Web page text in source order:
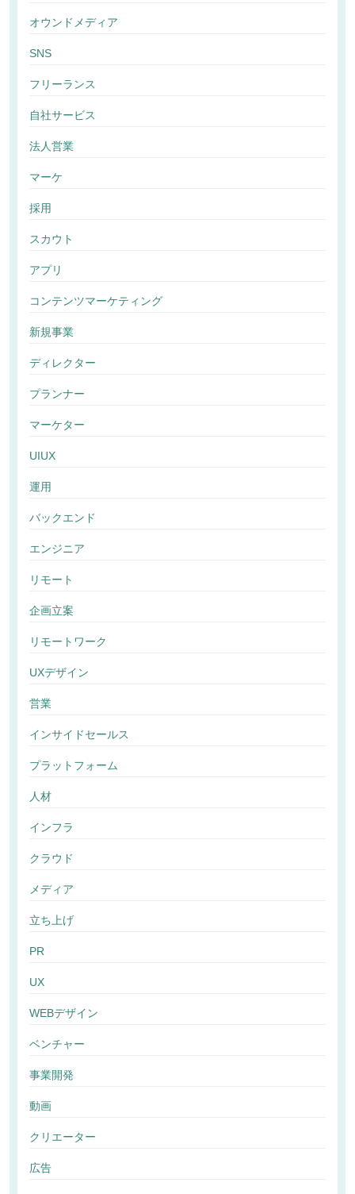
オウンドメディア
SNS
フリーランス
自社サービス
法人営業
マーケ
採用
スカウト
アプリ
コンテンツマーケティング
新規事業
ディレクター
プランナー
マーケター
UIUX
運用
バックエンド
エンジニア
リモート
企画立案
リモートワーク
UXデザイン
営業
インサイドセールス
プラットフォーム
人材
インフラ
クラウド
メディア
立ち上げ
PR
UX
WEBデザイン
ベンチャー
事業開発
動画
クリエーター
広告